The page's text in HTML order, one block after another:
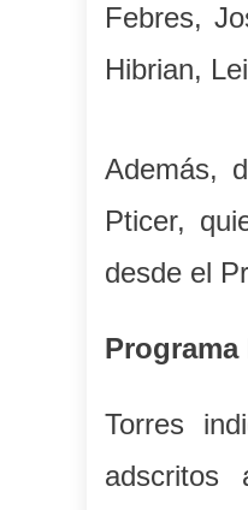
Febres,
Hibrian,
Además,
Pticer,
desde el
Torres